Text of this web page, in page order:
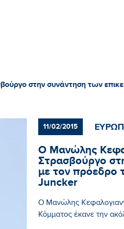
στην συνάντηση των
11/02/2015
Ο Μανώλης
Στρασβούργο
με τον πρόεδρο
Juncker
Ο Μανώλης
Κόμματος έκανε την